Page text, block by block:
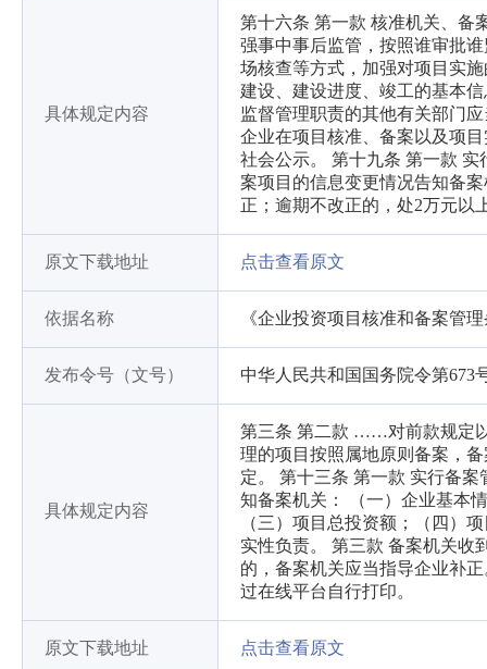
具体规定内容
第十六条 第一款 核准机关、备
强事中事后监管，按照谁审批
场核查等方式，加强对项目实
建设、建设进度、竣工的基本
监督管理职责的其他有关部门
企业在项目核准、备案以及项
社会公示。 第十九条 第一款
案项目的信息变更情况告知备
正；逾期不改正的，处2万元以
原文下载地址 点击查看原文
依据名称 《企业投资项目核准和备案管
发布令号（文号） 中华人民共和国国务院令第673
具体规定内容
第三条 第二款 ……对前款规定
理的项目按照属地原则备案，
定。 第十三条 第一款 实行备
知备案机关： （一）企业基本
（三）项目总投资额；（四）
实性负责。 第三款 备案机关收
的，备案机关应当指导企业补
过在线平台自行打印。
原文下载地址 点击查看原文